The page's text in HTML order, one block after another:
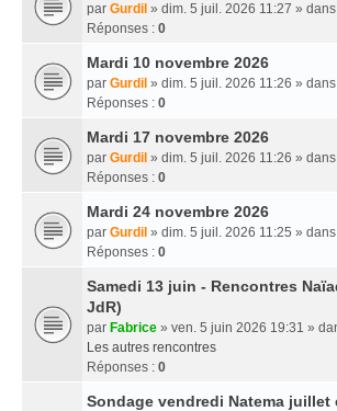
par Gurdil » dim. 5 juil. 2026 11:27 » dans
Réponses : 0
Mardi 10 novembre 2026
par Gurdil » dim. 5 juil. 2026 11:26 » dans
Réponses : 0
Mardi 17 novembre 2026
par Gurdil » dim. 5 juil. 2026 11:26 » dans
Réponses : 0
Mardi 24 novembre 2026
par Gurdil » dim. 5 juil. 2026 11:25 » dans
Réponses : 0
Samedi 13 juin - Rencontres
JdR)
par Fabrice » ven. 5 juin 2026 19:31 »
Les autres rencontres
Réponses : 0
Sondage vendredi Natema juillet